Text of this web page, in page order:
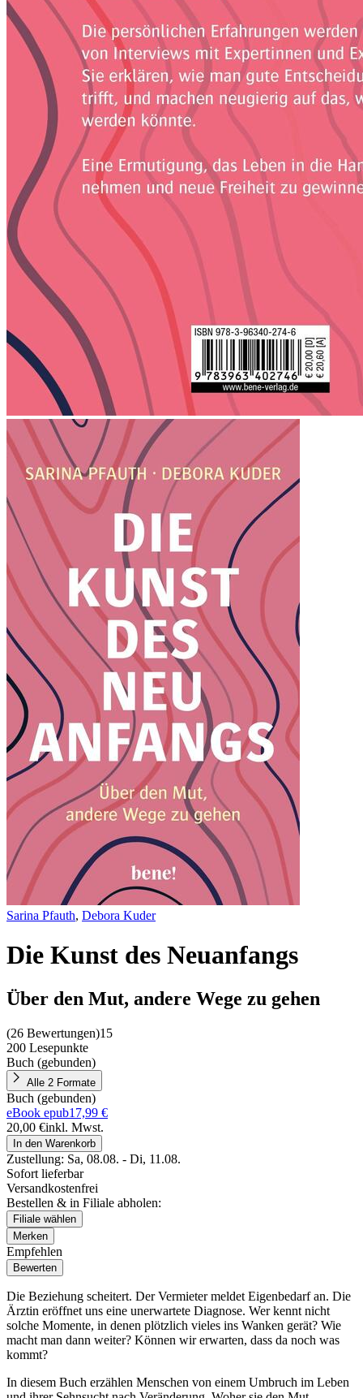
Sarina Pfauth, Debora Kuder
Die Kunst des Neuanfangs
Über den Mut, andere Wege zu gehen
(26 Bewertungen)15
200 Lesepunkte
Buch (gebunden)
Alle 2 Formate
Buch (gebunden)
eBook epub17,99 €
20,00 €inkl. Mwst.
In den Warenkorb
Zustellung: Sa, 08.08. - Di, 11.08.
Sofort lieferbar
Versandkostenfrei
Bestellen & in Filiale abholen:
Filiale wählen
Merken
Empfehlen
Bewerten
Die Beziehung scheitert. Der Vermieter meldet Eigenbedarf an. Die
Ärztin eröffnet uns eine unerwartete Diagnose. Wer kennt nicht
solche Momente, in denen plötzlich vieles ins Wanken gerät? Wie
macht man dann weiter? Können wir erwarten, dass da noch was
kommt?
In diesem Buch erzählen Menschen von einem Umbruch im Leben